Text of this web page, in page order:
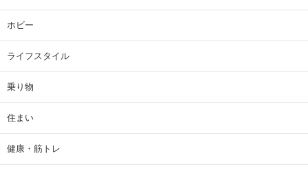
ホビー
ライフスタイル
乗り物
住まい
健康・筋トレ